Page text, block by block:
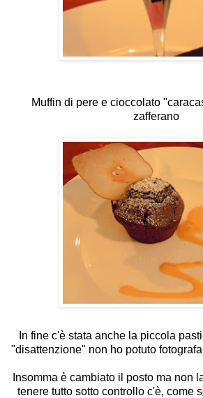
Muffin di pere e cioccolato
zafferano
In fine c'è stata anche la piccola
"disattenzione" non ho potuto
Insomma è cambiato il posto ma non
tenere tutto sotto controllo c'è, come